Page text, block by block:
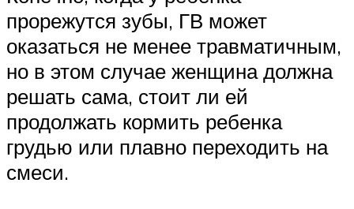
прорежутся зубы, ГВ может
оказаться не менее травматичным,
но в этом случае женщина должна
решать сама, стоит ли ей
продолжать кормить ребенка
грудью или плавно переходить на
смеси.